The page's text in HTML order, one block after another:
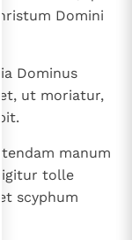
Domini
Dominus
ut moriatur,
manum
igitur tolle
scyphum